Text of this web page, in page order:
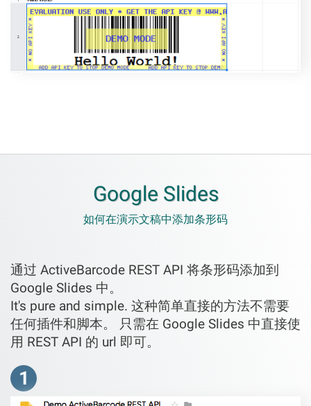
Google Slides
如何在演示文稿中添加条形码
通过 ActiveBarcode REST API 将条形码添加到
Google Slides 中。
It's pure and simple. 这种简单直接的方法不需要
任何插件和脚本。 只需在 Google Slides 中直接使
用 REST API 的 url 即可。
1